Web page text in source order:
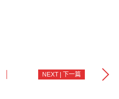
NEXT | 下一篇